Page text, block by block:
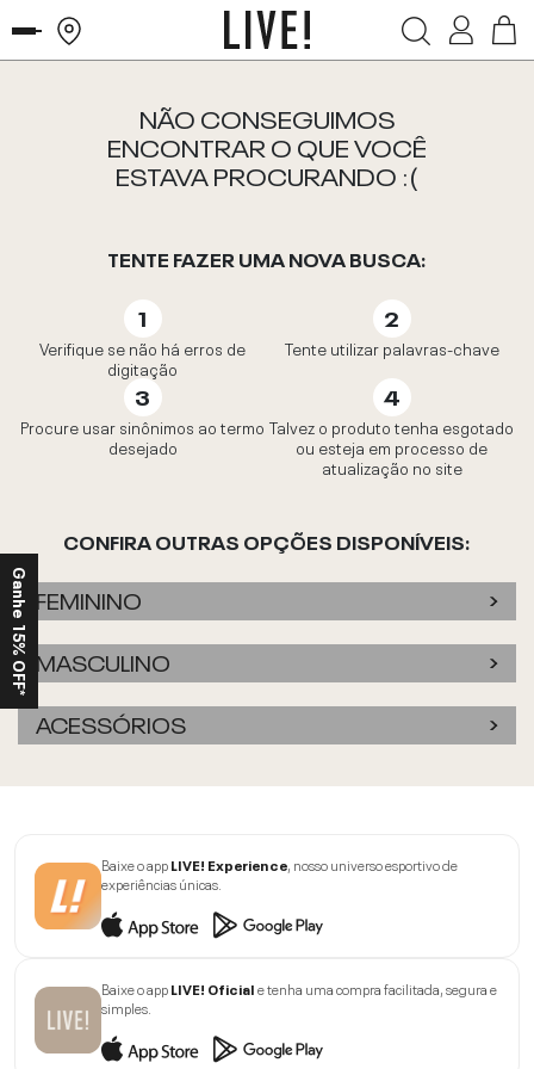
NÃO CONSEGUIMOS
ENCONTRAR O QUE VOCÊ
ESTAVA PROCURANDO :(
TENTE FAZER UMA NOVA BUSCA:
Verifique se não há erros de
digitação
Tente utilizar palavras-chave
Procure usar sinônimos ao termo
desejado
Talvez o produto tenha esgotado
ou esteja em processo de
atualização no site
CONFIRA OUTRAS OPÇÕES DISPONÍVEIS:
FEMININO
MASCULINO
ACESSÓRIOS
Baixe o appLIVE! Experience, nosso universo esportivo de
experiências únicas.
Baixe o appLIVE! Oficiale tenha uma compra facilitada, segura e
simples.
Ganhe 15% OFF*